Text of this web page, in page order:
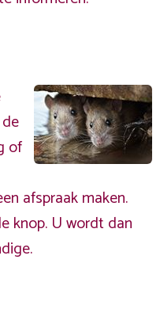
of
afspraak maken.
knop. U wordt dan